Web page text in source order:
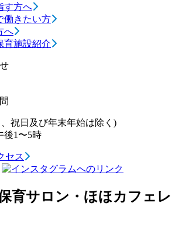
す方へ
働きたい方
へ
育施設紹介
祝日及び年末年始は除く)
後1〜5時
セス
育サロン・ほほカフェレ